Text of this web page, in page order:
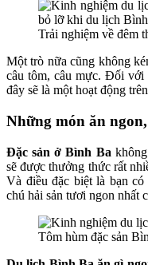
Trải nghiệm về đêm
Một trò nữa cũng không
câu tôm, câu mực. Đối
đây sẽ là một hoạt động
Những món ăn
Đặc sản ở Bình Ba
sẽ được thưởng thức rất
Và điều đặc biệt là bạn
chú hải sản tươi ngon nhất
Tôm hùm đặc sản